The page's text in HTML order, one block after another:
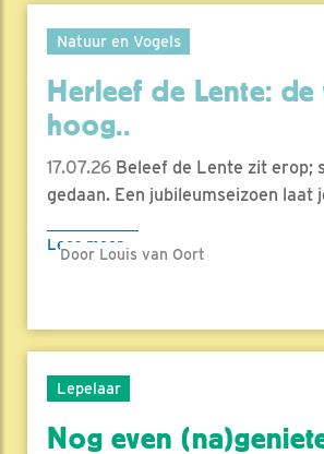
Natuur en Vogels
Herleef de Lente: de
hoog..
17.07.26 Beleef de Lente zit erop;
gedaan. Een jubileumseizoen laat
Lees meer
Door Louis van Oort
Lepelaar
Nog even